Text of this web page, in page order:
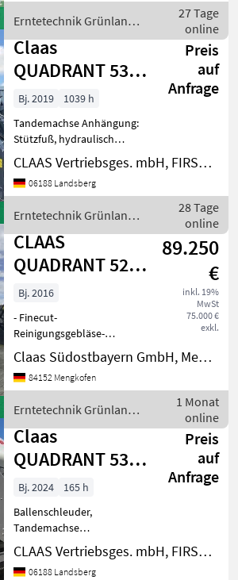
Zentralschmierung: man.
Zentralschmierun
Erntetechnik Grünland /
Claas
27 Tage
online
Claas
QUADRANT 5300
FC T+ST
Preis
auf
Anfrage
Bj. 2019
1039 h
Tandemachse Anhängung:
Stützfuß, hydraulisch
Anzahl Blindmesser: 51
Anzahl Feuerlöscher: 2
Anzahl Messer: 51 Anzahl
Arbeitsbreite: 235 cm
Ballenauss
CLAAS Vertriebsges. mbH, FIRST CLAAS USED Center Landsberg
06188 Landsberg
Erntetechnik Grünland /
Claas
28 Tage
online
CLAAS
QUADRANT 5200
FC
89.250
€
inkl. 19%
MwSt
75.000 €
exkl.
Bj. 2016
- Finecut-
Reinigungsgebläse-
Stützräder Pick-up-
Feuchtesensor-
Rollenniederhalter-
Ballenausstoßer-
Rollenrutsche-
Ablagerutsche- Aufbewa
Claas Südostbayern GmbH, Mengkofen
84152 Mengkofen
Erntetechnik Grünland
/ Claas
1 Monat
online
Claas
QUADRANT 5300
FC T+ST
Preis
auf
Anfrage
Bj. 2024
165 h
Ballenschleuder,
Tandemachse
Ablagesensor Anhängung:
Stützfuß, hydraulisch
Anzahl Blindmesser: 51
CLAAS Vertriebsges. mbH, FIRST CLAAS USED Center Landsberg
06188 Landsberg